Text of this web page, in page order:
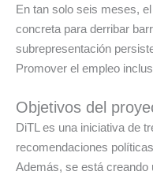
En tan solo seis meses,
concreta para derribar
subrepresentación
Promover el empleo
Objetivos del
DiTL es una iniciativa de
recomendaciones
Además, se está creando